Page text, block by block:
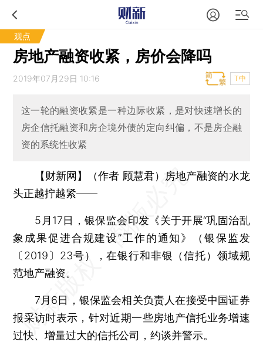
观点
房地产融资收紧，房价会降吗
2019年07月29日 10:16 T中
这一轮的融资收紧是一种边际收紧，是对快速增长的
房企信托融资和房企境外债的定向纠偏，不是房企融
资的系统性收紧
【财新网】（作者 顾慧君） 房地产融资的水龙
头正越拧越紧——
5月17日，银保监会印发《关于开展“巩固治乱
象成果促进合规建设”工作的通知》（银保监发
〔2019〕23号），在银行和非银（信托）领域规
范地产融资。
7月6日，银保监会相关负责人在接受中国证券
报采访时表示，针对近期一些房地产信托业务增速
过快、增量过大的信托公司，约谈并警示。